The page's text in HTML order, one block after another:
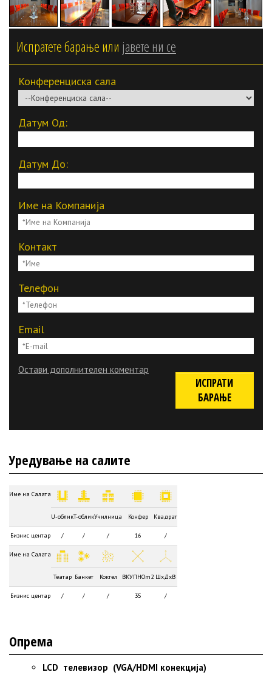
Испратете барање или јавете ни се
Конференциска сала
Датум Од:
Датум До:
Име на Компанија
Контакт
Телефон
Email
Остави дополнителен коментар
ИСПРАТИ
БАРАЊЕ
Уредување на салите
Име на Салата
U-обликT-обликУчилница Конфер Квадрат
Бизнис центар / / / 16 /
Име на Салата
Театар Банкет Коктел ВКУПНОm2 ШxДxВ
Бизнис центар / / / 35 /
Опрема
LCD телевизор (VGA/HDMI конекција)